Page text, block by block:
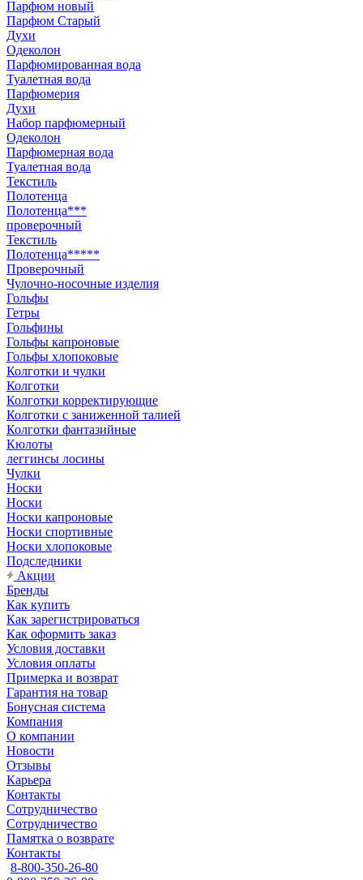
Парфюм новый
Парфюм Старый
Духи
Одеколон
Парфюмированная вода
Туалетная вода
Парфюмерия
Духи
Набор парфюмерный
Одеколон
Парфюмерная вода
Туалетная вода
Текстиль
Полотенца
Полотенца***
проверочный
Текстиль
Полотенца*****
Проверочный
Чулочно-носочные изделия
Гольфы
Гетры
Гольфины
Гольфы капроновые
Гольфы хлопоковые
Колготки и чулки
Колготки
Колготки корректирующие
Колготки с заниженной талией
Колготки фантазийные
Кюлоты
леггинсы лосины
Чулки
Носки
Носки
Носки капроновые
Носки спортивные
Носки хлопоковые
Подследники
Акции
Бренды
Как купить
Как зарегистрироваться
Как оформить заказ
Условия доставки
Условия оплаты
Примерка и возврат
Гарантия на товар
Бонусная система
Компания
О компании
Новости
Отзывы
Карьера
Контакты
Сотрудничество
Сотрудничество
Памятка о возврате
Контакты
8-800-350-26-80